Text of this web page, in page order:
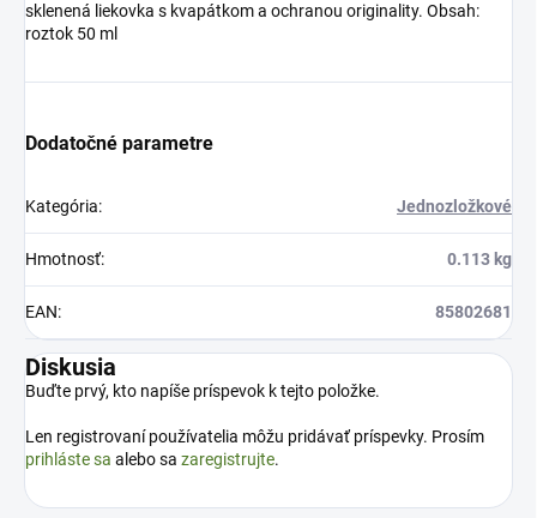
sklenená liekovka s kvapátkom a ochranou originality. Obsah:
roztok 50 ml
Dodatočné parametre
Kategória: Jednozložkové
Hmotnosť: 0.113 kg
EAN: 85802681
Diskusia
Buďte prvý, kto napíše príspevok k tejto položke.
Len registrovaní používatelia môžu pridávať príspevky. Prosím
prihláste sa alebo sa zaregistrujte.